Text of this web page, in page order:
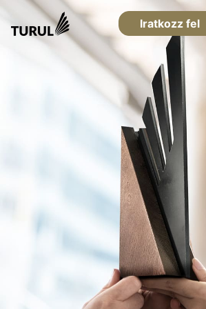
Iratkozz fel